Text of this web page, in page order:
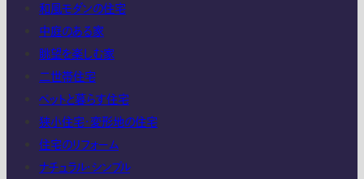
和風モダンの住宅
中庭のある家
眺望を楽しむ家
二世帯住宅
ペットと暮らす住宅
狭小住宅・変形地の住宅
住宅のリフォーム
ナチュラル・シンプル